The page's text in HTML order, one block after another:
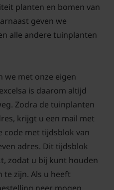
gematigde
zodra de bovenste laag
Een goede drainage
voorkomen. In de
water nodig dan in de
planten en bomen van
geven we
alle andere tuinplanten
we met onze eigen
is daarom altijd
Zodra de tuinplanten
krijgt u een mail met
code met tijdsblok van
adres. Dit tijdsblok
zodat u bij kunt houden
te zijn. Als u heeft